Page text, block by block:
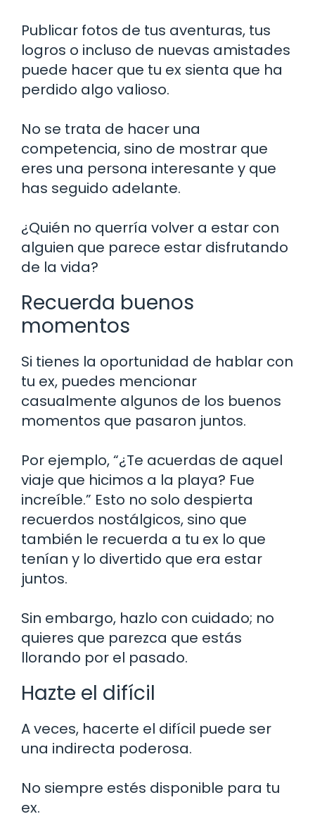
Publicar fotos de tus aventuras, tus
logros o incluso de nuevas amistades
puede hacer que tu ex sienta que ha
perdido algo valioso.
No se trata de hacer una
competencia, sino de mostrar que
eres una persona interesante y que
has seguido adelante.
¿Quién no querría volver a estar con
alguien que parece estar disfrutando
de la vida?
Recuerda buenos
momentos
Si tienes la oportunidad de hablar con
tu ex, puedes mencionar
casualmente algunos de los buenos
momentos que pasaron juntos.
Por ejemplo, “¿Te acuerdas de aquel
viaje que hicimos a la playa? Fue
increíble.” Esto no solo despierta
recuerdos nostálgicos, sino que
también le recuerda a tu ex lo que
tenían y lo divertido que era estar
juntos.
Sin embargo, hazlo con cuidado; no
quieres que parezca que estás
llorando por el pasado.
Hazte el difícil
A veces, hacerte el difícil puede ser
una indirecta poderosa.
No siempre estés disponible para tu
ex.